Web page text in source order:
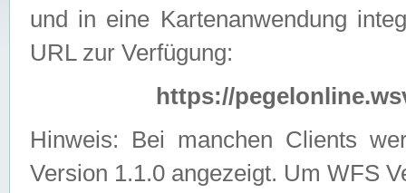
und in eine Kartenanwendung
URL zur Verfügung:
https://
Hinweis: Bei manchen Clients
Version 1.1.0 angezeigt. Um WFS